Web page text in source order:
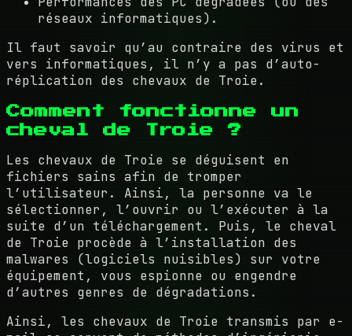
réseaux informatiques).
Il faut savoir qu’au contraire des virus et
vers informatiques, il n’y a pas d’auto-
réplication des chevaux de Troie.
Comment fonctionne un
cheval de Troie ?
Les chevaux de Troie se déguisent en
fichiers sains afin de tromper
l’utilisateur. Ainsi, la personne va le
sélectionner, l’ouvrir ou l’exécuter à la
suite d’un téléchargement. Puis, le cheval
de Troie procède à l’installation des
malwares (logiciels nuisibles) sur votre
équipement, vous espionne ou engendre
d’autres genres de dégradations.
Ainsi, les chevaux de Troie transmis par e-